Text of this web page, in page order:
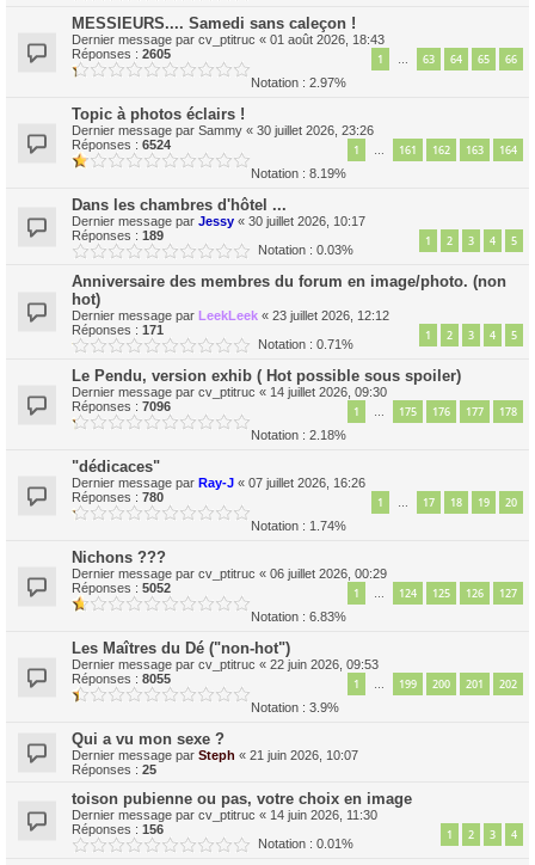
MESSIEURS.... Samedi sans caleçon !
Dernier message par cv_ptitruc « 01 août 2026, 18:43
Réponses : 2605 1 … 63 64 65 66
Notation : 2.97%
Topic à photos éclairs !
Dernier message par Sammy « 30 juillet 2026, 23:26
Réponses : 6524 1 … 161 162 163 164
Notation : 8.19%
Dans les chambres d'hôtel ...
Dernier message par Jessy « 30 juillet 2026, 10:17
Réponses : 189 1 2 3 4 5
Notation : 0.03%
Anniversaire des membres du forum en image/photo. (non
hot)
Dernier message par LeekLeek « 23 juillet 2026, 12:12
Réponses : 171 1 2 3 4 5
Notation : 0.71%
Le Pendu, version exhib ( Hot possible sous spoiler)
Dernier message par cv_ptitruc « 14 juillet 2026, 09:30
Réponses : 7096 1 … 175 176 177 178
Notation : 2.18%
"dédicaces"
Dernier message par Ray-J « 07 juillet 2026, 16:26
Réponses : 780 1 … 17 18 19 20
Notation : 1.74%
Nichons ???
Dernier message par cv_ptitruc « 06 juillet 2026, 00:29
Réponses : 5052 1 … 124 125 126 127
Notation : 6.83%
Les Maîtres du Dé ("non-hot")
Dernier message par cv_ptitruc « 22 juin 2026, 09:53
Réponses : 8055 1 … 199 200 201 202
Notation : 3.9%
Qui a vu mon sexe ?
Dernier message par Steph « 21 juin 2026, 10:07
Réponses : 25
toison pubienne ou pas, votre choix en image
Dernier message par cv_ptitruc « 14 juin 2026, 11:30
Réponses : 156 1 2 3 4
Notation : 0.01%